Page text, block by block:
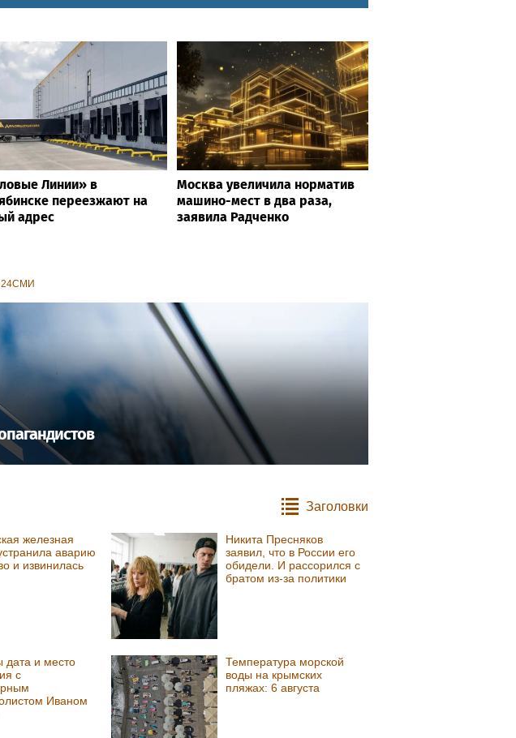
Линии» в
переезжают на
адрес
Москва увеличила норматив
машино-мест в два раза,
заявила Радченко
24СМИ
Заголовки
железная
аварию
и извинилась
Никита Пресняков
заявил, что в России его
обидели. И рассорился с
братом из-за политики
дата и место
с
Иваном
Температура морской
воды на крымских
пляжах: 6 августа